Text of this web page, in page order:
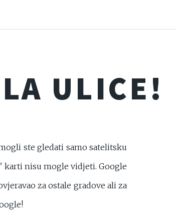
ULICE!
ste gledati samo satelitsku
karti nisu mogle vidjeti. Google
za ostale gradove ali za